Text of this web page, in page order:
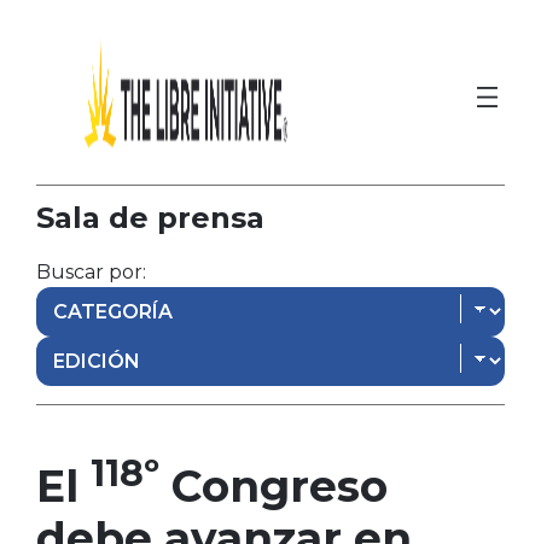
Sala de prensa
Buscar por:
El 118º Congreso